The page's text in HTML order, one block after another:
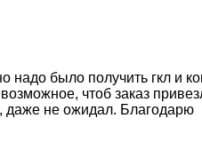
надо было получить гкл и
чтоб заказ
даже не ожидал. Благодарю